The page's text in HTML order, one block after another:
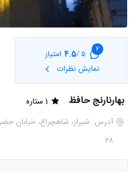
2
5 /
4.5 امتیاز
نمایش نظرات
بهارنارنج حافظ
1 ستاره
آدرس: شیراز، شاهچراغ، خیابان
۲۸